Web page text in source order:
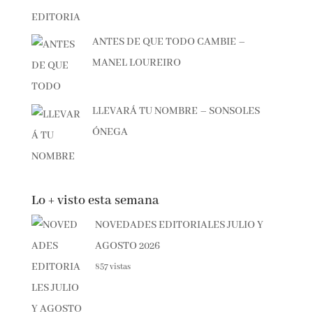
ANTES DE QUE TODO CAMBIE –
MANEL LOUREIRO
LLEVARÁ TU NOMBRE – SONSOLES
ÓNEGA
Lo + visto esta semana
NOVEDADES EDITORIALES JULIO Y
AGOSTO 2026
857 vistas